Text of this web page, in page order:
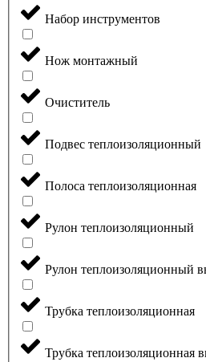
Набор инструментов
Нож монтажный
Очиститель
Подвес теплоизоляционный
Полоса теплоизоляционная
Рулон теплоизоляционный
Рулон теплоизоляционный
Трубка теплоизоляционная
Трубка теплоизоляционная